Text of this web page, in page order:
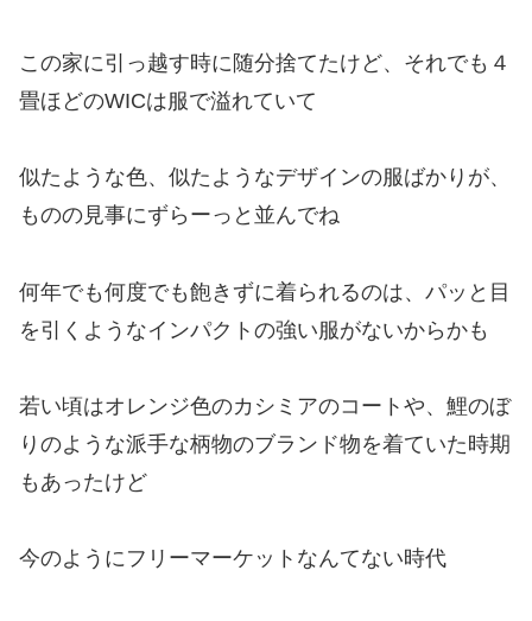
この家に引っ越す時に随分捨てたけど、それでも４
畳ほどのWICは服で溢れていて
似たような色、似たようなデザインの服ばかりが、
ものの見事にずらーっと並んでね
何年でも何度でも飽きずに着られるのは、パッと目
を引くようなインパクトの強い服がないからかも
若い頃はオレンジ色のカシミアのコートや、鯉のぼ
りのような派手な柄物のブランド物を着ていた時期
もあったけど
今のようにフリーマーケットなんてない時代